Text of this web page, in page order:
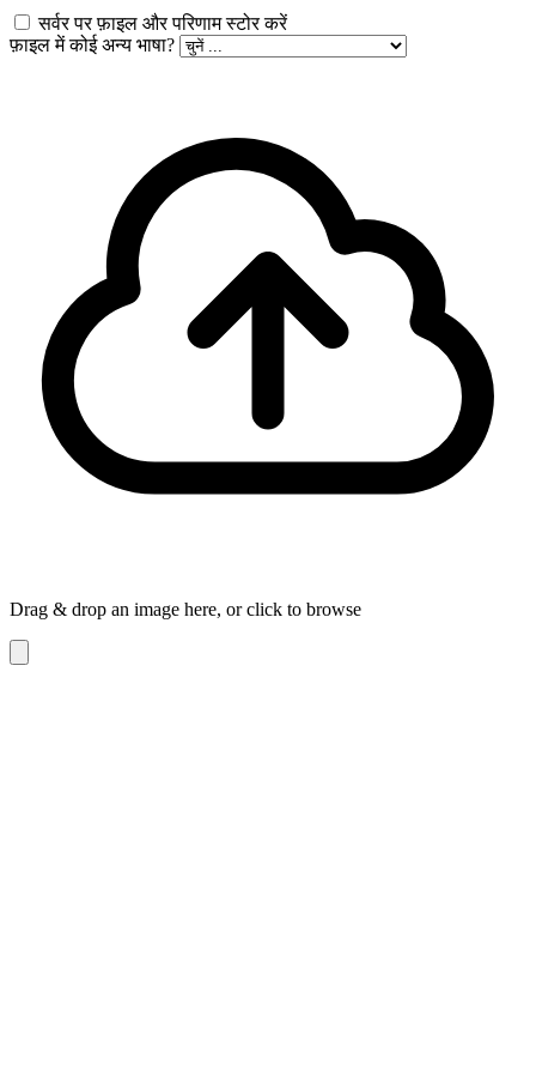
सर्वर पर फ़ाइल और परिणाम स्टोर करें
फ़ाइल में कोई अन्य भाषा?
Drag & drop an image here, or click to browse